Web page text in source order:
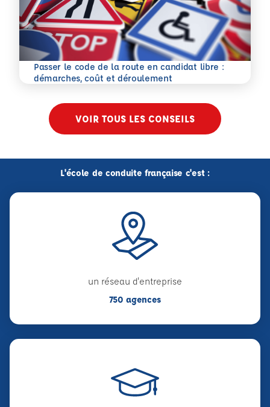
Passer le code de la route en candidat libre :
démarches, coût et déroulement
En savoir plus
VOIR TOUS LES CONSEILS
L'école de conduite française c'est :
un réseau d'entreprise
750 agences